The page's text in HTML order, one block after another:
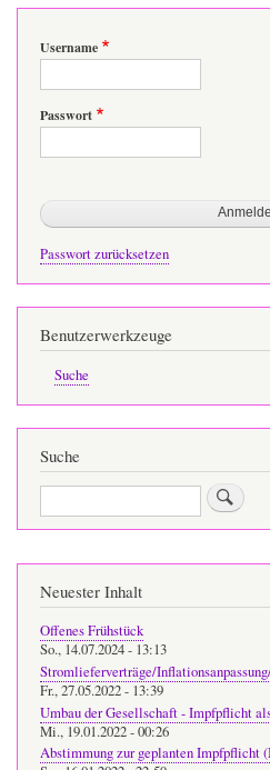
Username
Passwort
Passwort zurücksetzen
Benutzerwerkzeuge
Suche
Suche
Suche
Neuester Inhalt
Offenes Frühstück
So., 14.07.2024 - 13:13
Stromlieferverträge/
Fr., 27.05.2022 - 13:39
Umbau der Gesellschaft - Impfpflicht
Mi., 19.01.2022 - 00:26
Abstimmung zur geplanten Impfpflicht